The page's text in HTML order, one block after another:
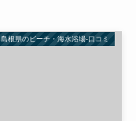
島根県のビーチ・海水浴場-口コミ